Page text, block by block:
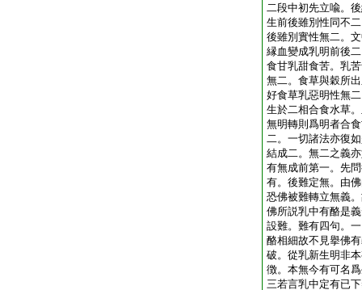
二段中初先立喩。
生前後雖別性同不
後雖別實性無二。
縁血變成乳明前後
食甘乳甜食苦。乳
無二。食草與穀所
好食草乳惡明性無
生於二相合食水草
無明轉則爲明者合
二。一切諸法亦復
結成二。無二之義
有無成前第一。先
有。後難定無。由
恐佛被難轉立無義
佛所説乳中有酪是
設難。難有四句。
酪相細故不見擧佛
破。從乳新生明非
徴。本無今有可名
三若言乳中定有已